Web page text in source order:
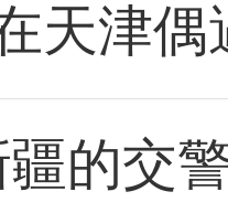
天津
疆的交